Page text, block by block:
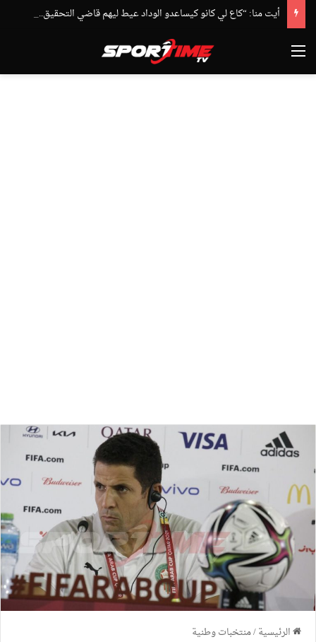
القائمة
الرئيسية/منتخبات وطنية